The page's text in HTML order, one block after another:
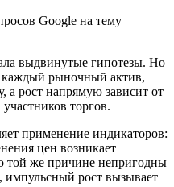
Google на тему
выдвинутые гипотезы. Но
каждый рыночный актив,
а рост напрямую зависит от
торгов.
применение индикаторов:
цен возникает
той же причине непригодны
импульсный рост вызывает